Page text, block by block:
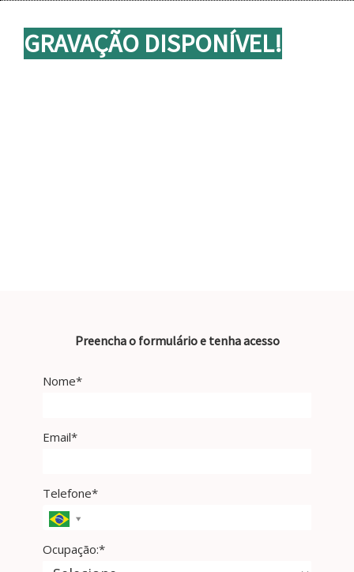
GRAVAÇÃO DISPONÍVEL!
Preencha o formulário e tenha acesso
Nome*
Email*
Telefone*
Ocupação:*